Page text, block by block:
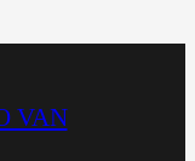
VAN